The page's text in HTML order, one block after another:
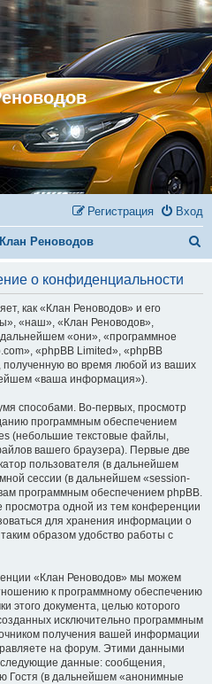
Вход
Регистрация
Клан Реноводов
и
о конфиденциальности
как «Клан Реноводов» и его
«наш», «Клан Реноводов»,
«они», «программное
«phpBB Limited», «phpBB
во время любой из ваших
«ваша информация»).
способами. Во-первых, просмотр
программным обеспечением
(небольшие текстовые файлы,
вашего браузера). Первые две
пользователя (в дальнейшем
сессии (в дальнейшем «session-
программным обеспечением phpBB.
просмотра одной из тем конференции
для хранения информации о
образом удобство работы с
«Клан Реноводов» мы можем
к программному обеспечению
этого документа, целью которого
исключительно программным
получения вашей информации
на форум. Этими данными
следующие данные: сообщения,
Гостя (в дальнейшем «анонимные